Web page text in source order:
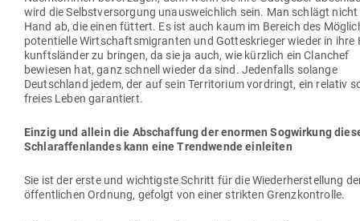
wird die Selbst­ver­sorgung unaus­weichlich sein. Man schlägt nicht
Hand ab, die einen füttert. Es ist auch kaum im Bereich des
poten­tielle Wirt­schafts­mi­granten und Got­tes­krieger wieder in ihre
kunfts­länder zu bringen, da sie ja auch, wie kürzlich ein Clanchef
bewiesen hat, ganz schnell wieder da sind. Jeden­falls solange
Deutschland jedem, der auf sein Ter­ri­torium vor­dringt, ein relativ
freies Leben garantiert.
Einzig und allein die Abschaffung der enormen Sog­wirkung
Schla­raf­fen­landes kann eine Trend­wende einleiten
Sie ist der erste und wich­tigste Schritt für die Wie­der­her­stellung
öffent­lichen Ordnung, gefolgt von einer strikten Grenzkontrolle.